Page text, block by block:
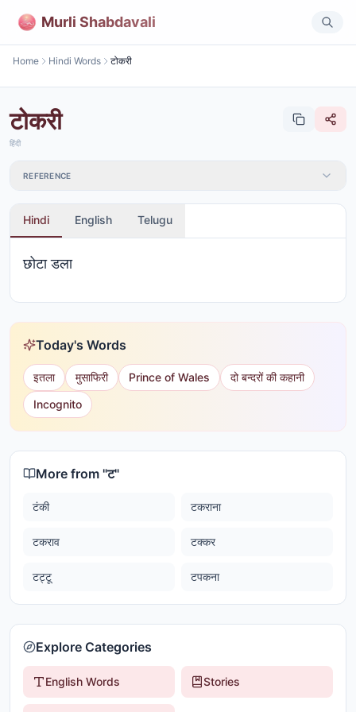
Murli Shabdavali
Home Hindi Words टोकरी
टोकरी
हिंदी
REFERENCE
Hindi English Telugu
छोटा डला
Today's Words
इतला मुसाफिरी Prince of Wales
दो बन्दरों की कहानी
Incognito
More from "ट"
टंकी टकराना
टकराव टक्कर
टट्टू टपकना
Explore Categories
English Words Stories